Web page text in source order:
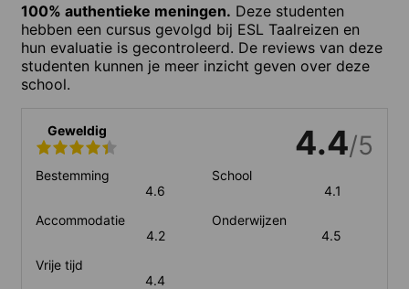
100% authentieke meningen. Deze studenten
hebben een cursus gevolgd bij ESL Taalreizen en
hun evaluatie is gecontroleerd. De reviews van deze
studenten kunnen je meer inzicht geven over deze
school.
Geweldig 4.4/5
Bestemming
4.6
School
4.1
Accommodatie
4.2
Onderwijzen
4.5
Vrije tijd
4.4